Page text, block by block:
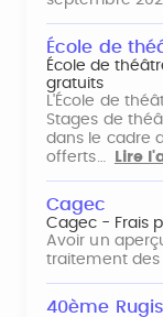
École de
École de
gratuits
L'École de
Stages de
dans le cadre
offerts…
Lire
Cagec
Cagec - Frais
Avoir un
traitement des
40ème